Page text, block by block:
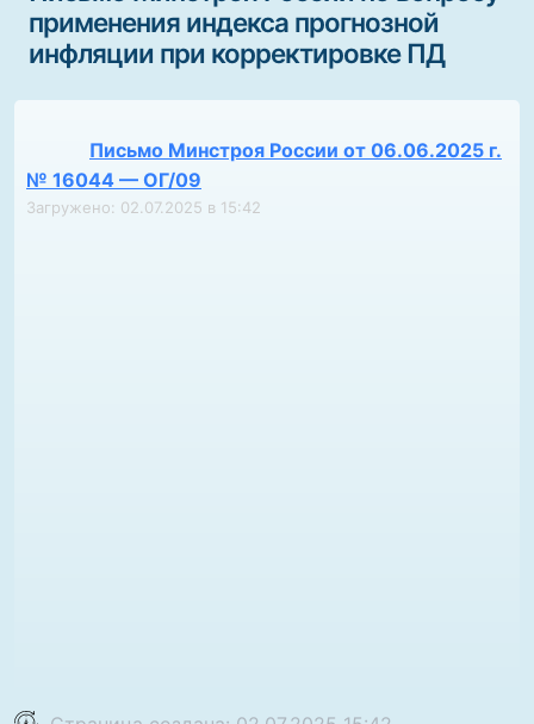
применения индекса прогнозной
инфляции при корректировке ПД
Письмо Минстроя России от 06.06.2025 г.
№ 16044 — ОГ/09
Загружено: 02.07.2025 в 15:42